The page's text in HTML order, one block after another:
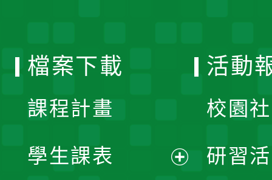
檔案下載
課程計畫
學生課表
活動
校園
研習